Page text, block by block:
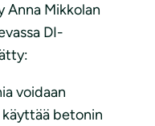
Anna Mikkolan
DI-
voidaan
käyttää betonin